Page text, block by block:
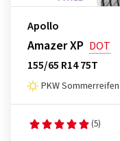
Apollo
Amazer XP DOT
155/65 R14 75T
PKW Sommerreifen
(5)